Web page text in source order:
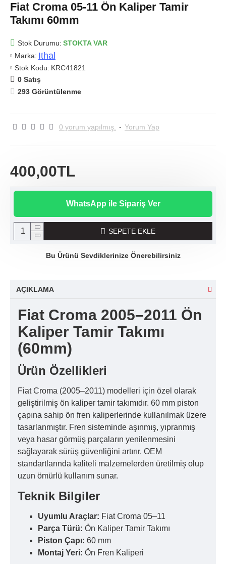
Fiat Croma 05-11 Ön Kaliper Tamir
Takımı 60mm
Stok Durumu: STOKTA VAR
Marka: Ithal
Stok Kodu: KRC41821
0 Satış
293 Görüntülenme
0 yorum yapılmış. - Yorum Yap
400,00TL
WhatsApp ile Sipariş Ver
SEPETE EKLE
Bu Ürünü Sevdiklerinize Önerebilirsiniz
AÇIKLAMA
Fiat Croma 2005–2011 Ön
Kaliper Tamir Takımı
(60mm)
Ürün Özellikleri
Fiat Croma (2005–2011) modelleri için özel olarak
geliştirilmiş ön kaliper tamir takımıdır. 60 mm piston
çapına sahip ön fren kaliperlerinde kullanılmak üzere
tasarlanmıştır. Fren sisteminde aşınmış, yıpranmış
veya hasar görmüş parçaların yenilenmesini
sağlayarak sürüş güvenliğini artırır. OEM
standartlarında kaliteli malzemelerden üretilmiş olup
uzun ömürlü kullanım sunar.
Teknik Bilgiler
Uyumlu Araçlar: Fiat Croma 05–11
Parça Türü: Ön Kaliper Tamir Takımı
Piston Çapı: 60 mm
Montaj Yeri: Ön Fren Kaliperi